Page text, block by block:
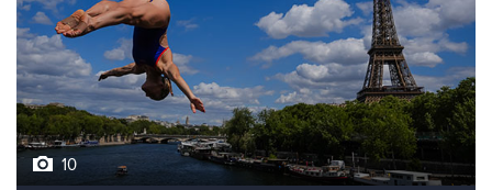
10
Лучшие фото недели